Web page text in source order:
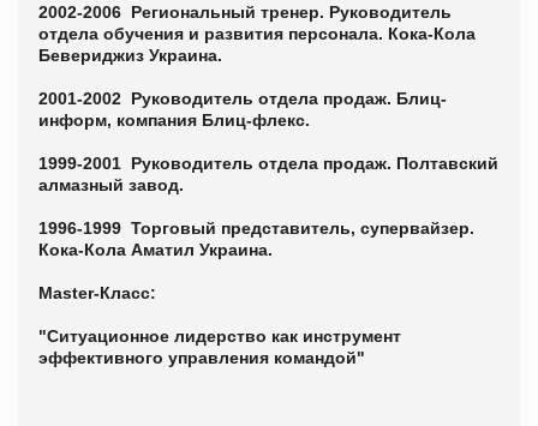
2002-2006 Региональный тренер. Руководитель
отдела обучения и развития персонала. Кока-Кола
Бевериджиз Украина.
2001-2002 Руководитель отдела продаж. Блиц-
информ, компания Блиц-флекс.
1999-2001 Руководитель отдела продаж. Полтавский
алмазный завод.
1996-1999 Торговый представитель, супервайзер.
Кока-Кола Аматил Украина.
Master-Класс:
"Ситуационное лидерство как инструмент
эффективного управления командой"